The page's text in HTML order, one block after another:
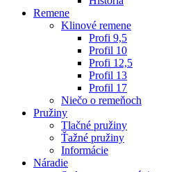
Remene
Klinové remene
Profi 9,5
Profil 10
Profi 12,5
Profil 13
Profil 17
Niečo o remeňoch
Pružiny
Tlačné pružiny
Ťažné pružiny
Informácie
Náradie